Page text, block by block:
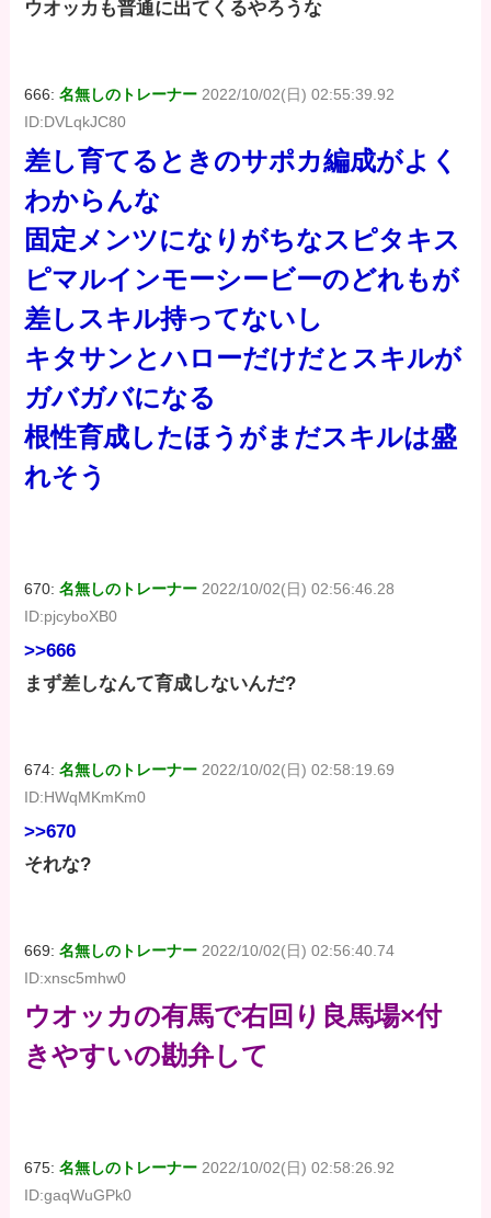
ウオッカも普通に出てくるやろうな
666:名無しのトレーナー 2022/10/02(日) 02:55:39.92
ID:DVLqkJC80
差し育てるときのサポカ編成がよく
わからんな
固定メンツになりがちなスピタキス
ピマルインモーシービーのどれもが
差しスキル持ってないし
キタサンとハローだけだとスキルが
ガバガバになる
根性育成したほうがまだスキルは盛
れそう
670:名無しのトレーナー 2022/10/02(日) 02:56:46.28
ID:pjcyboXB0
>>666
まず差しなんて育成しないんだ?
674:名無しのトレーナー 2022/10/02(日) 02:58:19.69
ID:HWqMKmKm0
>>670
それな?
669:名無しのトレーナー 2022/10/02(日) 02:56:40.74
ID:xnsc5mhw0
ウオッカの有馬で右回り良馬場×付
きやすいの勘弁して
675:名無しのトレーナー 2022/10/02(日) 02:58:26.92
ID:gaqWuGPk0